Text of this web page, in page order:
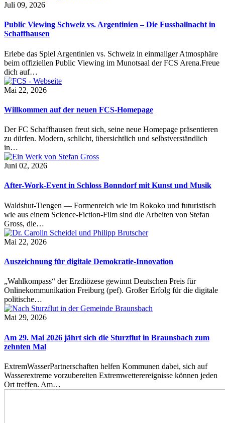
Juli 09, 2026
Public Viewing Schweiz vs. Argentinien – Die Fussballnacht in
Schaffhausen
Erlebe das Spiel Argentinien vs. Schweiz in einmaliger Atmosphäre
beim offiziellen Public Viewing im Munotsaal der FCS Arena.Freue
dich auf…
Mai 22, 2026
Willkommen auf der neuen FCS-Homepage
Der FC Schaffhausen freut sich, seine neue Homepage präsentieren
zu dürfen. Modern, schlicht, übersichtlich und selbstverständlich
in…
Juni 02, 2026
After-Work-Event in Schloss Bonndorf mit Kunst und Musik
Waldshut-Tiengen — Formenreich wie im Rokoko und futuristisch
wie aus einem Science-Fiction-Film sind die Arbeiten von Stefan
Gross, die…
Mai 22, 2026
Auszeichnung für digitale Demokratie-Innovation
„Wahlkompass“ der Erzdiözese gewinnt Deutschen Preis für
Onlinekommunikation Freiburg (pef). Großer Erfolg für die digitale
politische…
Mai 29, 2026
Am 29. Mai 2026 jährt sich die Sturzflut in Braunsbach zum
zehnten Mal
ExtremWasserPartnerschaften helfen Kommunen dabei, sich auf
Wasserextreme vorzubereiten Extremwetterereignisse können jeden
Ort treffen. Am…